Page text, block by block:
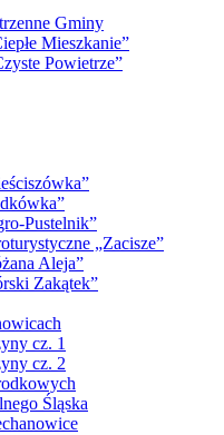
Gminy
Mieszkanie”
Powietrze”
Pustelnik”
„Zacisze”
Aleja”
Zakątek”
cz. 1
cz. 2
Śląska